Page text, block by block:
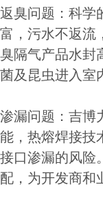
返臭问题：科学
富，污水不返流
臭隔气产品水封
菌及昆虫进入室
渗漏问题：吉博
能，热熔焊接技
接口渗漏的风险
配，为开发商和